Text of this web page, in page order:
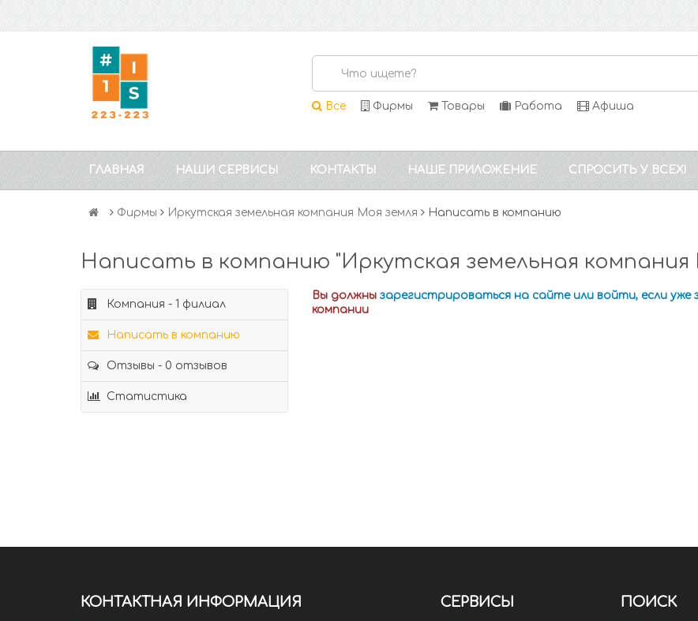
Все Фирмы Товары Работа Афиша
ГЛАВНАЯ НАШИ СЕРВИСЫ КОНТАКТЫ НАШЕ ПРИЛОЖЕНИЕ СПРОСИТЬ У ВСЕХ!
Фирмы Иркутская земельная компания Моя земля Написать в компанию
Написать в компанию "Иркутская земельная компания
Компания - 1 филиал
Написать в компанию
Отзывы - 0 отзывов
Статистика
Вы должны зарегистрироваться на сайте или войти, если уже
компании
КОНТАКТНАЯ ИНФОРМАЦИЯ СЕРВИСЫ ПОИСК